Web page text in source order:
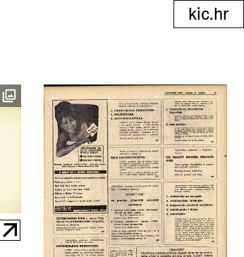
kic.hr